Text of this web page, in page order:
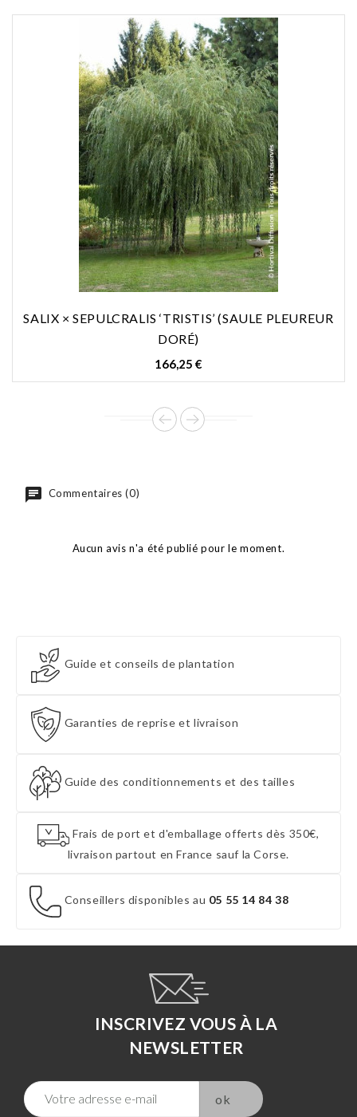
SALIX × SEPULCRALIS ‘TRISTIS’ (SAULE PLEUREUR
DORÉ)
166,25 €
Commentaires (0)
Aucun avis n'a été publié pour le moment.
Guide et conseils de plantation
Garanties de reprise et livraison
Guide des conditionnements et des tailles
Frais de port et d'emballage offerts dès 350€,
livraison partout en France sauf la Corse.
Conseillers disponibles au 05 55 14 84 38
INSCRIVEZ VOUS À LA
NEWSLETTER